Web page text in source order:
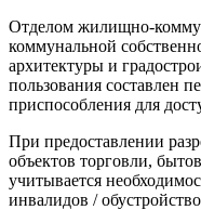
Отделом жилищно-
коммунальной
архитектуры и
пользования составлен
приспособления для
При предоставлении
объектов торговли,
учитывается
инвалидов /